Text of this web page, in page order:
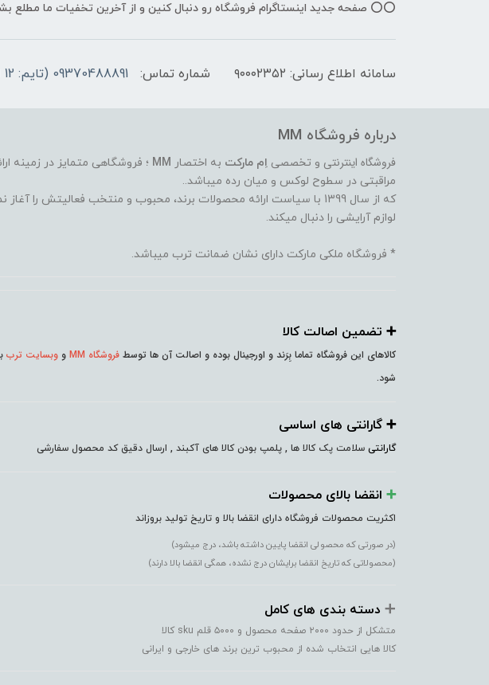
⭕️⭕️ صفحه جدید اینستاگرام فروشگاه رو دنبال کنین و از آخرین تخفیات ما مطلع
سامانه اطلاع رسانی: ۹۰۰۰۲۳۵۲ شماره تماس: 09370488891 (تایم: 12 الی ۱۸)
درباره فروشگاه MM
فروشگاه اینترنتی و تخصصی اِم مارکت به اختصار MM ؛ فروشگاهی متمایز در زمینه
مراقبتی در سطوح لوکس و میان رده میباشد..
که از سال 1399 با سیاست ارائه محصولات برند، محبوب و منتخب فعالیتش را
لوازم آرایشی را دنبال میکند.
* فروشگاه ملکی مارکت دارای نشان ضمانت ترب میباشد.
➕️ تضمین اصالت کالا
کالاهای این فروشگاه تماما بِرَند و اورجینال بوده و اصالت آن ها توسط فروشگاه MM و وبسایت ترب
شود.
➕️ گارانتی های اساسی
گارانتی سلامت پک کالا ها , پلمپ بودن کالا های آکبند , ارسال دقیق کد محصول سفارشی
➕️ انقضا بالای محصولات
اکثریت محصولات فروشگاه دارای انقضا بالا و تاریخ تولید بروزاند
(در صورتی که محصولی انقضا پایین داشته باشد، درج میشود)
(محصولاتی که تاریخ انقضا برایشان درج نشده، همگی انقضا بالا دارند)
➕️ دسته بندی های کامل
متشکل از حدود ۲۰۰۰ صفحه محصول و ۵۰۰۰ قلم sku کالا
کالا هایی انتخاب شده از محبوب ترین برند های خارجی و ایرانی